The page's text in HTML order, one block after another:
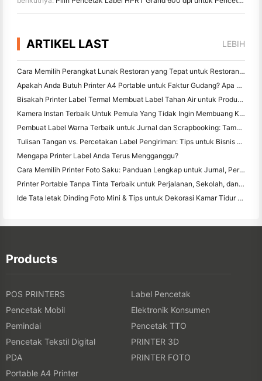
ARTIKEL LAST LEBIH
Cara Memilih Perangkat Lunak Restoran yang Tepat untuk Restoran Kecil atau Midsize Anda
Apakah Anda Butuh Printer A4 Portable untuk Faktur Gudang? Apa yang sebenarnya bekerja
Bisakah Printer Label Termal Membuat Label Tahan Air untuk Produk Bisnis Kecil?
Kamera Instan Terbaik Untuk Pemula Yang Tidak Ingin Membuang Kertas
Pembuat Label Warna Terbaik untuk Jurnal dan Scrapbooking: Tambahkan Lebih Banyak Warna ke Setiap Halaman
Tulisan Tangan vs. Percetakan Label Pengiriman: Tips untuk Bisnis Kecil di 2026
Mengapa Printer Label Anda Terus Mengganggu?
Cara Memilih Printer Foto Saku: Panduan Lengkap untuk Jurnal, Perjalanan, dan Pengguna iPhone
Printer Portable Tanpa Tinta Terbaik untuk Perjalanan, Sekolah, dan Kerja Mobile: Hanin MT620 Pro Review
Ide Tata letak Dinding Foto Mini & Tips untuk Dekorasi Kamar Tidur dan Asrama
Products
POS PRINTERS
Label Pencetak
Pencetak Mobil
Elektronik Konsumen
Pemindai
Pencetak TTO
Pencetak Tekstil Digital
PRINTER 3D
PDA
PRINTER FOTO
Portable A4 Printer